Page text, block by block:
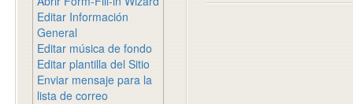
Editar Información
General
Editar música de fondo
Editar plantilla del Sitio
Enviar mensaje para la
lista de correo